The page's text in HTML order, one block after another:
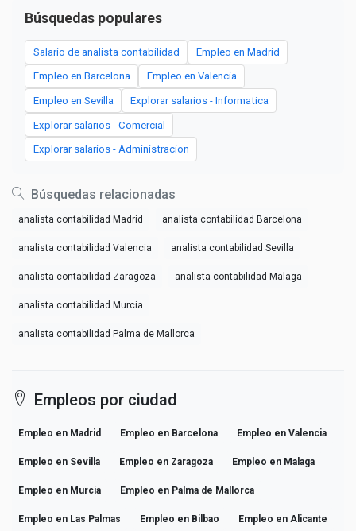
Búsquedas populares
Salario de analista contabilidad Empleo en Madrid
Empleo en Barcelona Empleo en Valencia
Empleo en Sevilla Explorar salarios - Informatica
Explorar salarios - Comercial
Explorar salarios - Administracion
Búsquedas relacionadas
analista contabilidad Madrid analista contabilidad Barcelona
analista contabilidad Valencia analista contabilidad Sevilla
analista contabilidad Zaragoza analista contabilidad Malaga
analista contabilidad Murcia
analista contabilidad Palma de Mallorca
Empleos por ciudad
Empleo en Madrid Empleo en Barcelona Empleo en Valencia
Empleo en Sevilla Empleo en Zaragoza Empleo en Malaga
Empleo en Murcia Empleo en Palma de Mallorca
Empleo en Las Palmas Empleo en Bilbao Empleo en Alicante